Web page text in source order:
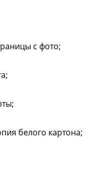
с фото;
белого картона;